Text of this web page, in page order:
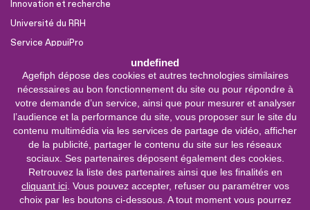
undefined
Agefiph dépose des cookies et autres technologies similaires
nécessaires au bon fonctionnement du site ou pour répondre à
votre demande d’un service, ainsi que pour mesurer et analyser
l’audience et la performance du site, vous proposer sur le site du
contenu multimédia via les services de partage de vidéo, afficher
de la publicité, partager le contenu du site sur les réseaux
sociaux. Ses partenaires déposent également des cookies.
Retrouvez la liste des partenaires ainsi que les finalités en
cliquant ici. Vous pouvez accepter, refuser ou paramétrer vos
choix par les boutons ci-dessous. A tout moment vous pourrez
Innovation et recherche
Université du RRH
Service AppuiPro
Nous suivre
Youtube
Linkedin
Facebook
Service &